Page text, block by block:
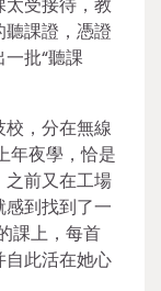
課證，憑證
批“聽課
校，分在無線
年夜學，恰是
之前又在工場
到找到了一
課上，每首
自此活在她心